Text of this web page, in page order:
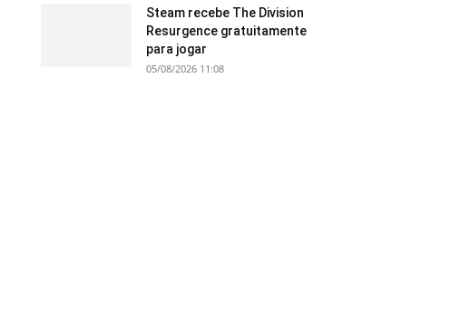
Steam recebe The Division
Resurgence gratuitamente
para jogar
05/08/2026 11:08